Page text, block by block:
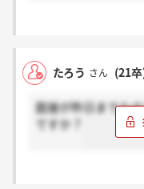
たろう さん (21
面接が昨日までな
ですか？